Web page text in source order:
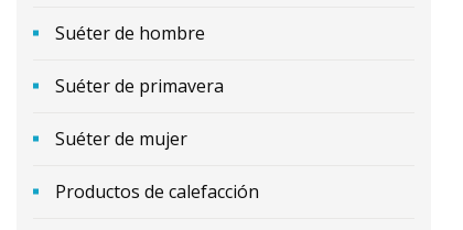
Suéter de hombre
Suéter de primavera
Suéter de mujer
Productos de calefacción